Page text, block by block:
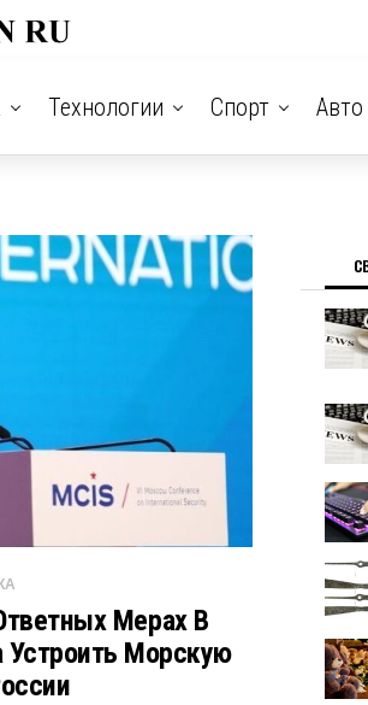
Технологии Спорт Авто
Мерах В
Морскую